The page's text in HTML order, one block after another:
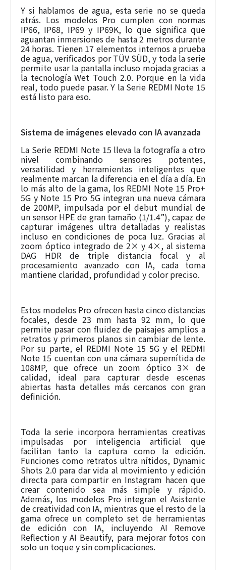
Y si hablamos de agua, esta serie no se queda
atrás. Los modelos Pro cumplen con normas
IP66, IP68, IP69 y IP69K, lo que significa que
aguantan inmersiones de hasta 2 metros durante
24 horas. Tienen 17 elementos internos a prueba
de agua, verificados por TÜV SÜD, y toda la serie
permite usar la pantalla incluso mojada gracias a
la tecnología Wet Touch 2.0. Porque en la vida
real, todo puede pasar. Y la Serie REDMI Note 15
está listo para eso.
Sistema de imágenes elevado con IA avanzada
La Serie REDMI Note 15 lleva la fotografía a otro
nivel combinando sensores potentes,
versatilidad y herramientas inteligentes que
realmente marcan la diferencia en el día a día. En
lo más alto de la gama, los REDMI Note 15 Pro+
5G y Note 15 Pro 5G integran una nueva cámara
de 200MP, impulsada por el debut mundial de
un sensor HPE de gran tamaño (1/1.4”), capaz de
capturar imágenes ultra detalladas y realistas
incluso en condiciones de poca luz. Gracias al
zoom óptico integrado de 2× y 4×, al sistema
DAG HDR de triple distancia focal y al
procesamiento avanzado con IA, cada toma
mantiene claridad, profundidad y color preciso.
Estos modelos Pro ofrecen hasta cinco distancias
focales, desde 23 mm hasta 92 mm, lo que
permite pasar con fluidez de paisajes amplios a
retratos y primeros planos sin cambiar de lente.
Por su parte, el REDMI Note 15 5G y el REDMI
Note 15 cuentan con una cámara supernítida de
108MP, que ofrece un zoom óptico 3× de
calidad, ideal para capturar desde escenas
abiertas hasta detalles más cercanos con gran
definición.
Toda la serie incorpora herramientas creativas
impulsadas por inteligencia artificial que
facilitan tanto la captura como la edición.
Funciones como retratos ultra nítidos, Dynamic
Shots 2.0 para dar vida al movimiento y edición
directa para compartir en Instagram hacen que
crear contenido sea más simple y rápido.
Además, los modelos Pro integran el Asistente
de creatividad con IA, mientras que el resto de la
gama ofrece un completo set de herramientas
de edición con IA, incluyendo AI Remove
Reflection y AI Beautify, para mejorar fotos con
solo un toque y sin complicaciones.